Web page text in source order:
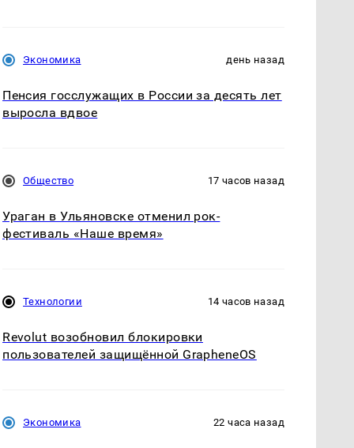
Экономика день назад
Пенсия госслужащих в России за десять лет
выросла вдвое
Общество 17 часов назад
Ураган в Ульяновске отменил рок-
фестиваль «Наше время»
Технологии 14 часов назад
Revolut возобновил блокировки
пользователей защищённой GrapheneOS
Экономика 22 часа назад